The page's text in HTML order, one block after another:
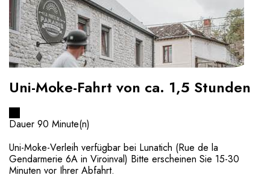
Uni-Moke-Fahrt von ca. 1,5 Stunden
Dauer 90 Minute(n)
Uni-Moke-Verleih verfügbar bei Lunatich (Rue de la
Gendarmerie 6A in Viroinval) Bitte erscheinen Sie 15-30
Minuten vor Ihrer Abfahrt.